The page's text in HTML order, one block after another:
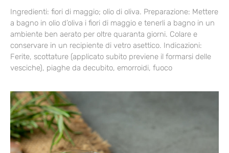
Ingredienti: fiori di maggio; olio di oliva. Preparazione: Mettere
a bagno in olio d’oliva i fiori di maggio e tenerli a bagno in un
ambiente ben aerato per oltre quaranta giorni. Colare e
conservare in un recipiente di vetro asettico. Indicazioni:
Ferite, scottature (applicato subito previene il formarsi delle
vesciche), piaghe da decubito, emorroidi, fuoco